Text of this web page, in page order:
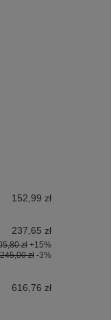
152,99 zł
237,65 zł
zł +15%
245,00 zł -3%
616,76 zł